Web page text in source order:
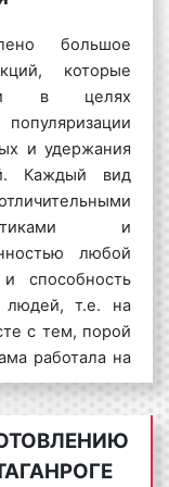
наши
и задач.
в
эффекта от
в Таганроге
целевую
фактор,
особенно
необходимо
Точечно
большое
которые
в целях
и удержания
Каждый вид
и
любой
способность
людей, т.е. на
с тем, порой
работала на
рекламное
не
рекламное